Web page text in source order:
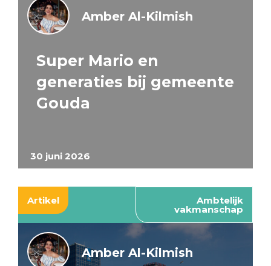
30 juni 2026
Amber Al-Kilmish
Super Mario en
generaties bij gemeente
Gouda
Artikel Ambtelijk
vakmanschap
Amber Al-Kilmish